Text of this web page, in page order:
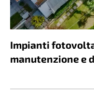
Impianti
manutenzione e